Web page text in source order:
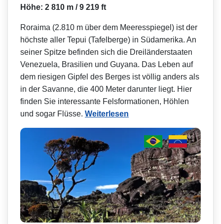
Höhe: 2 810 m / 9 219 ft
Roraima (2.810 m über dem Meeresspiegel) ist der
höchste aller Tepui (Tafelberge) in Südamerika. An
seiner Spitze befinden sich die Dreiländerstaaten
Venezuela, Brasilien und Guyana. Das Leben auf
dem riesigen Gipfel des Berges ist völlig anders als
in der Savanne, die 400 Meter darunter liegt. Hier
finden Sie interessante Felsformationen, Höhlen
und sogar Flüsse. Weiterlesen